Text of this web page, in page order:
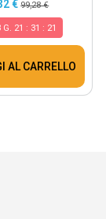
€99,28 €
G. 21 : 31 : 21
AL CARRELLO